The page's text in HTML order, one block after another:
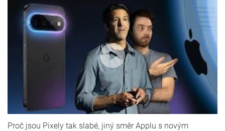
Proč jsou Pixely tak slabé, jiný směr Applu s novým